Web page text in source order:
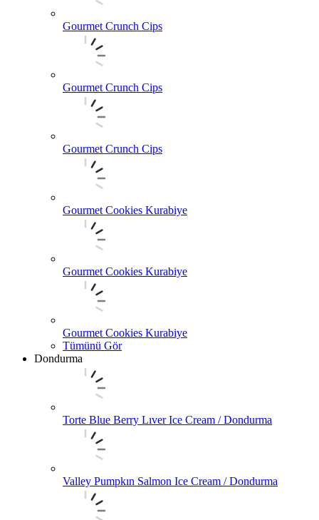
Gourmet Crunch Cips
Gourmet Crunch Cips
Gourmet Crunch Cips
Gourmet Cookies Kurabiye
Gourmet Cookies Kurabiye
Gourmet Cookies Kurabiye
Tümünü Gör
Dondurma
Torte Blue Berry Lıver Ice Cream / Dondurma
Valley Pumpkın Salmon Ice Cream / Dondurma